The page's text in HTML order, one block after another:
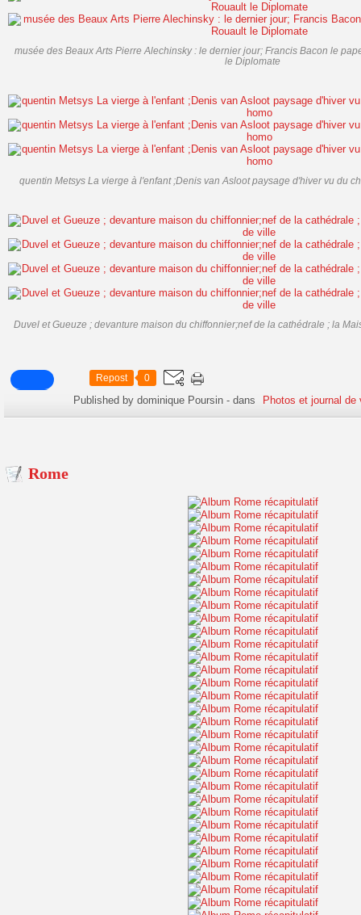
musée des Beaux Arts Pierre Alechinsky : le dernier jour; Francis Bacon le
le Diplomate
quentin Metsys La vierge à l'enfant ;Denis van Asloot paysage d'hiver vu du
Duvel et Gueuze ; devanture maison du chiffonnier;nef de la cathédrale ; la
Repost 0
Published by dominique Poursin -dans Photos et journal de
Rome